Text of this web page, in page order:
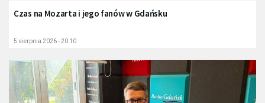
Czas na Mozarta i jego fanów w Gdańsku
5 sierpnia 2026 - 20:10